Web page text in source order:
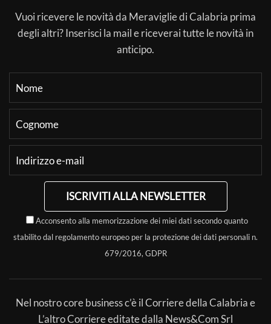
Vuoi ricevere le novità da Meraviglie di Calabria prima
degli altri? Inserisci la mail e riceverai tutte le novità in
anticipo.
ISCRIVITI ALLA NEWSLETTER
Acconsento alla memorizzazione dei miei dati secondo quanto
stabilito dal regolamento europeo per la protezione dei dati personali n.
679/2016, GDPR
Nel nostro core business c’è il Corriere della Calabria e
L’altro Corriere editate dalla News&Com Srl